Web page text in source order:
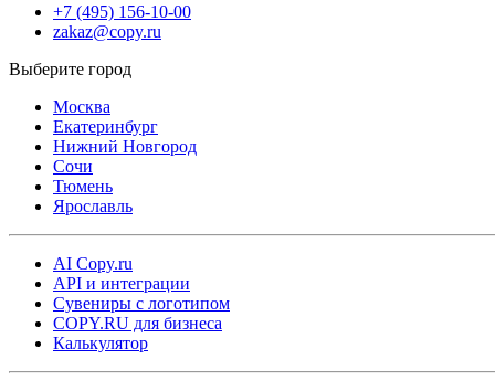
+7 (495) 156-10-00
zakaz@copy.ru
Москва
Екатеринбург
Нижний Новгород
Сочи
Тюмень
Ярославль
AI Copy.ru
API и интеграции
Сувениры с логотипом
COPY.RU для бизнеса
Калькулятор